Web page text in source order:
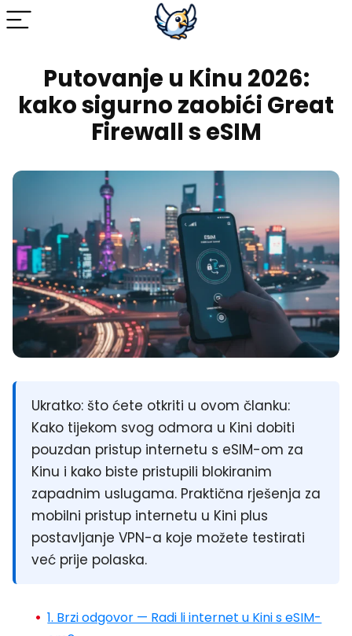
Putovanje u Kinu 2026:
kako sigurno zaobići Great
Firewall s eSIM
Ukratko: što ćete otkriti u ovom članku:
Kako tijekom svog odmora u Kini dobiti
pouzdan pristup internetu s eSIM-om za
Kinu i kako biste pristupili blokiranim
zapadnim uslugama. Praktična rješenja za
mobilni pristup internetu u Kini plus
postavljanje VPN-a koje možete testirati
već prije polaska.
1. Brzi odgovor — Radi li internet u Kini s eSIM-